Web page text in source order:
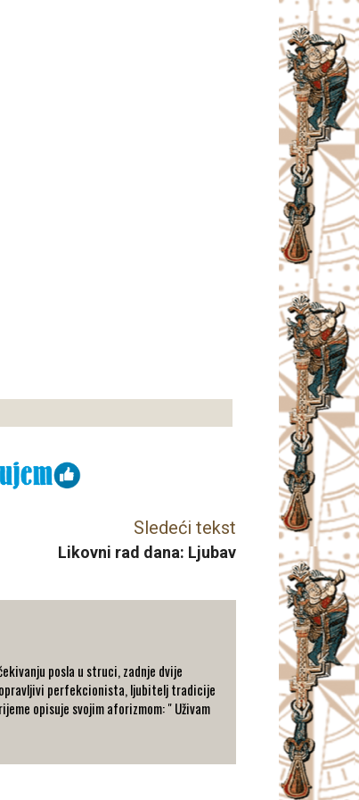
Sledeći tekst
Likovni rad dana: Ljubav
posla u struci, zadnje dvije
perfekcionista, ljubitelj tradicije
opisuje svojim aforizmom: " Uživam